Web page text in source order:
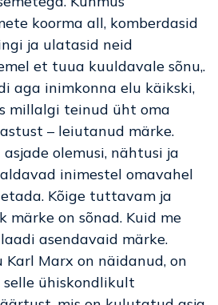
koorma all, komberdasid
ja ulatasid neid
et tuua kuuldavale sõnu,.
aga inimkonna elu käikski,
millalgi teinud üht oma
– leiutanud märke.
olemusi, nähtusi ja
inimestel omavahel
Kõige tuttavam ja
on sõnad. Kuid me
asendavaid märke.
Karl Marx on näidanud, on
ühiskondlikult